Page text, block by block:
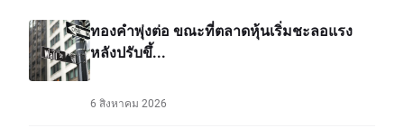
ทองคำพุ่งต่อ ขณะที่ตลาดหุ้นเริ่มชะลอแรง
หลังปรับขึ้...
6 สิงหาคม 2026